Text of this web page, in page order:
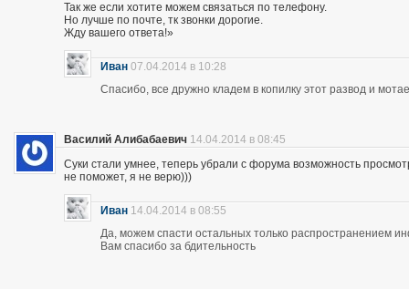
Так же если хотите можем связаться по телефону.
Но лучше по почте, тк звонки дорогие.
Жду вашего ответа!»
Иван 07.04.2014 в 10:28
Спасибо, все дружно кладем в копилку этот развод и
Василий Алибабаевич 14.04.2014 в 08:45
Суки стали умнее, теперь убрали с форума возможность
не поможет, я не верю)))
Иван 14.04.2014 в 08:55
Да, можем спасти остальных только распространением
Вам спасибо за бдительность